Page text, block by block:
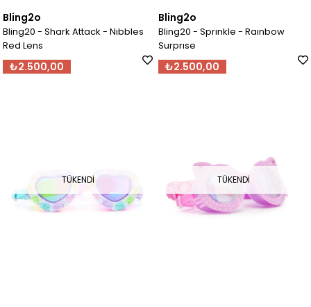
Bling2o
Bling20 - Shark Attack - Nıbbles
Red Lens
₺2.500,00
Bling2o
Bling20 - Sprınkle - Raınbow
Surprıse
₺2.500,00
TÜKENDI TÜKENDI